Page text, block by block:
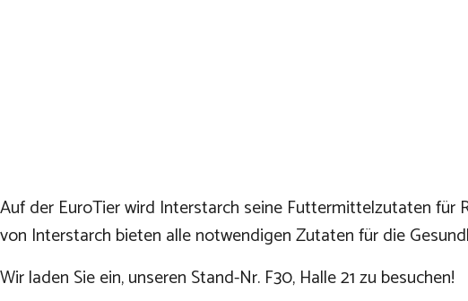
Auf der EuroTier wird Interstarch seine Futtermittelzutaten für
von Interstarch bieten alle notwendigen Zutaten für die
Wir laden Sie ein, unseren Stand-Nr. F30, Halle 21 zu besuchen!